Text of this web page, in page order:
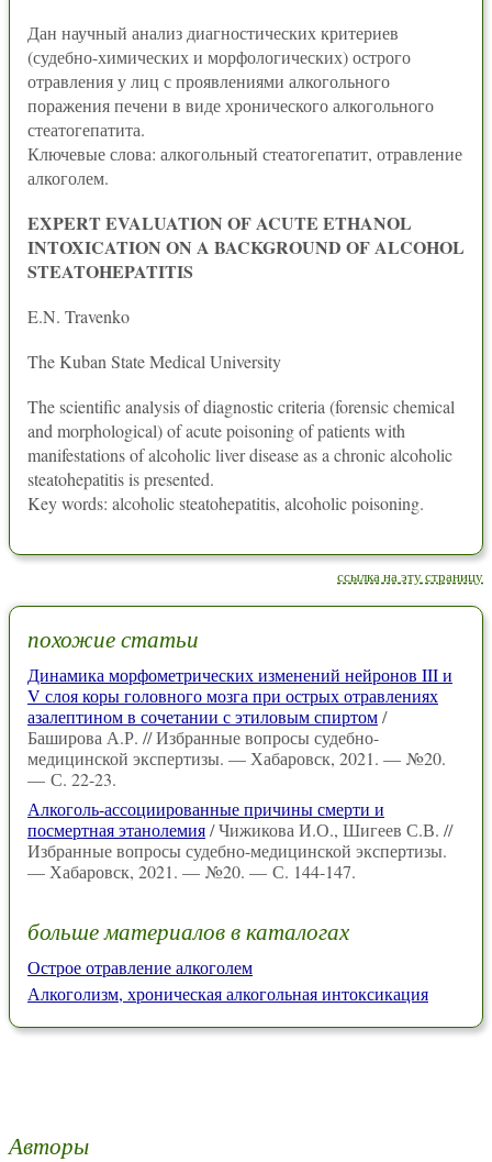
Дан научный анализ диагностических критериев
(судебно-химических и морфологических) острого
отравления у лиц с проявлениями алкогольного
поражения печени в виде хронического алкогольного
стеатогепатита.
Ключевые слова: алкогольный стеатогепатит, отравление
алкоголем.
EXPERT EVALUATION OF ACUTE ETHANOL
INTOXICATION ON A BACKGROUND OF ALCOHOL
STEATOHEPATITIS
E.N. Travenko
The Kuban State Medical University
The scientific analysis of diagnostic criteria (forensic chemical
and morphological) of acute poisoning of patients with
manifestations of alcoholic liver disease as a chronic alcoholic
steatohepatitis is presented.
Key words: alcoholic steatohepatitis, alcoholic poisoning.
ссылка на эту страницу
похожие статьи
Динамика морфометрических изменений нейронов III и
V слоя коры головного мозга при острых отравлениях
азалептином в сочетании с этиловым спиртом/
Баширова А.Р. // Избранные вопросы судебно-
медицинской экспертизы. — Хабаровск, 2021. — №20.
— С. 22-23.
Алкоголь-ассоциированные причины смерти и
посмертная этанолемия/ Чижикова И.О., Шигеев С.В. //
Избранные вопросы судебно-медицинской экспертизы.
— Хабаровск, 2021. — №20. — С. 144-147.
больше материалов в каталогах
Острое отравление алкоголем
Алкоголизм, хроническая алкогольная интоксикация
Авторы